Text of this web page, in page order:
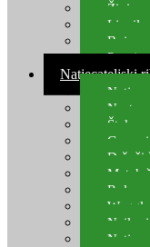
Živi
Ljepilo
Boje
Natjecateljski
Šteke
Gume
Držači
Match
Role